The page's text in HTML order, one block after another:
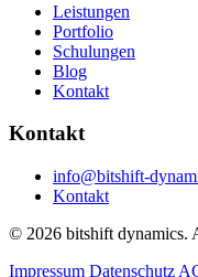
Leistungen
Portfolio
Schulungen
Blog
Kontakt
Kontakt
info@bitshift-
Kontakt
© 2026 bitshift dynamics.
Impressum Datenschutz